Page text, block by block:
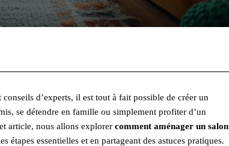
d’experts, il est tout à fait possible de créer un
se détendre en famille ou simplement profiter d’un
article, nous allons explorer comment aménager un salon
essentielles et en partageant des astuces pratiques.